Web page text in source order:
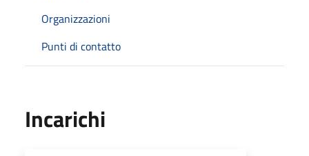
Organizzazioni
Punti di contatto
Incarichi